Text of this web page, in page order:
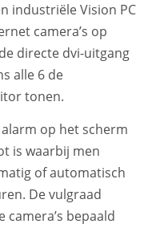
industriële Vision PC
camera’s op
directe dvi-uitgang
alle 6 de
tonen.
op het scherm
is waarbij men
of automatisch
De vulgraad
bepaald